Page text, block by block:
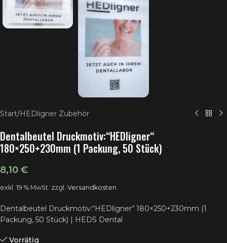
Start/HEDligner Zubehör
Dentalbeutel Druckmotiv:“HEDligner“
180×250+230mm (1 Packung, 50 Stück)
8,10 €
exkl. 19 % MwSt. zzgl. Versandkosten
Dentalbeutel Druckmotiv:“HEDligner“ 180×250+230mm (1
Packung, 50 Stück) | HEDS Dental
Vorrätig